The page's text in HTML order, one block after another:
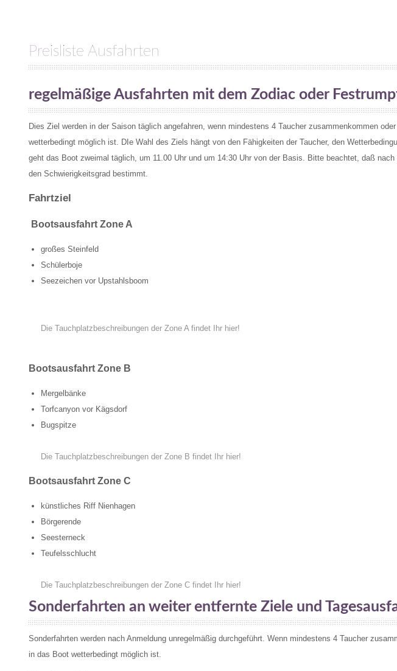
Preisliste Ausfahrten
regelmäßige Ausfahrten mit dem Zodiac oder
Dies Ziel werden in der Saison täglich angefahren, wenn mindestens 4 Taucher zusammenkommen
wetterbedingt möglich ist. DIe Wahl des Ziels hängt von den Fähigkeiten der Taucher, den
geht das Boot zweimal täglich, um 11.00 Uhr und um 14:30 Uhr von der Basis. Bitte beachtet, daß
den Schwierigkeitsgrad bestimmt.
Fahrtziel
Bootsausfahrt Zone A
großes Steinfeld
Schülerboje
Seezeichen vor Upstahlsboom
Die Tauchplatzbeschreibungen der Zone A findet Ihr hier!
Bootsausfahrt Zone B
Mergelbänke
Torfcanyon vor Kägsdorf
Bugspitze
Die Tauchplatzbeschreibungen der Zone B findet Ihr hier!
Bootsausfahrt Zone C
künstliches Riff Nienhagen
Börgerende
Seesterneck
Teufelsschlucht
Die Tauchplatzbeschreibungen der Zone C findet Ihr hier!
Sonderfahrten an weiter entfernte Ziele und
Sonderfahrten werden nach Anmeldung unregelmäßig durchgeführt. Wenn mindestens 4 Taucher
in das Boot wetterbedingt möglich ist.